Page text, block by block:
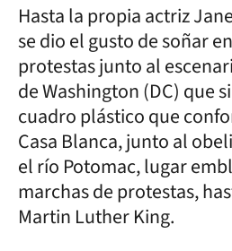
Hasta la propia actriz
se dio el gusto de soñar
protestas junto al
de Washington (DC) que
cuadro plástico que
Casa Blanca, junto al
el río Potomac, lugar
marchas de protestas,
Martin Luther King.